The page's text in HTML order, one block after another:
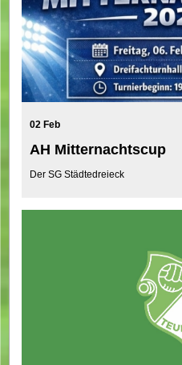
02 Feb
AH Mitternachtscup
Der SG Städtedreieck